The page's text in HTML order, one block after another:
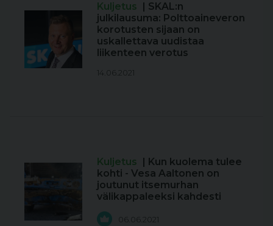
Kuljetus | SKAL:n
julkilausuma: Polttoaineveron
korotusten sijaan on
uskallettava uudistaa
liikenteen verotus
14.06.2021
Kuljetus | Kun kuolema tulee
kohti - Vesa Aaltonen on
joutunut itsemurhan
välikappaleeksi kahdesti
06.06.2021